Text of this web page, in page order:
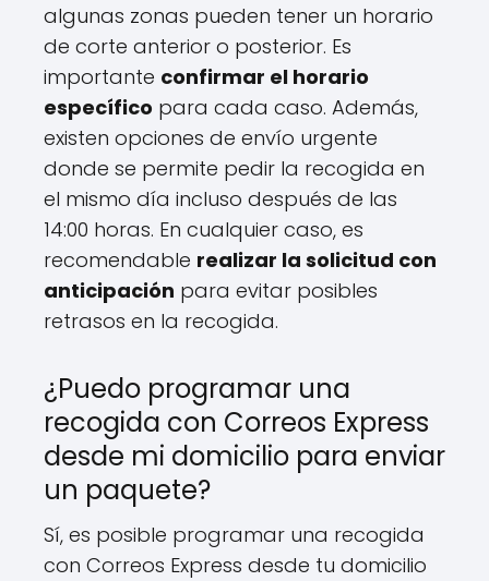
algunas zonas pueden tener un horario
de corte anterior o posterior. Es
importante confirmar el horario
específico para cada caso. Además,
existen opciones de envío urgente
donde se permite pedir la recogida en
el mismo día incluso después de las
14:00 horas. En cualquier caso, es
recomendable realizar la solicitud con
anticipación para evitar posibles
retrasos en la recogida.
¿Puedo programar una
recogida con Correos Express
desde mi domicilio para enviar
un paquete?
Sí, es posible programar una recogida
con Correos Express desde tu domicilio